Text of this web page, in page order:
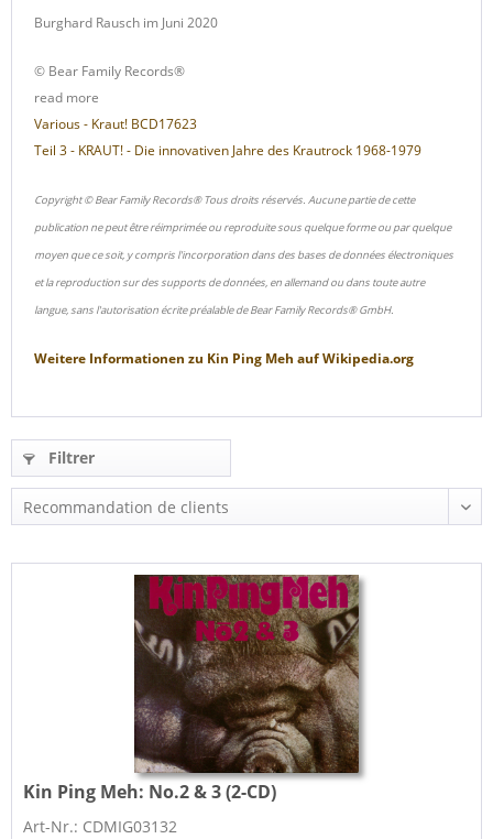
Burghard Rausch im Juni 2020
© Bear Family Records®
read more
Various - Kraut! BCD17623
Teil 3 - KRAUT! - Die innovativen Jahre des Krautrock 1968-1979
Copyright © Bear Family Records® Tous droits réservés. Aucune partie de cette
publication ne peut être réimprimée ou reproduite sous quelque forme ou par quelque
moyen que ce soit, y compris l'incorporation dans des bases de données électroniques
et la reproduction sur des supports de données, en allemand ou dans toute autre
langue, sans l'autorisation écrite préalable de Bear Family Records® GmbH.
Weitere Informationen zu Kin Ping Meh aufWikipedia.org
Filtrer
Kin Ping Meh: No.2 & 3 (2-CD)
Art-Nr.: CDMIG03132